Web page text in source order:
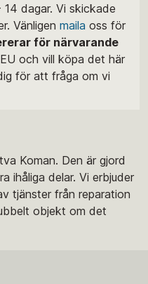
14 dagar. Vi skickade
Vänligen maila oss för
för närvarande
och vill köpa det här
för att fråga om vi
Koman. Den är gjord
ihåliga delar. Vi erbjuder
tjänster från reparation
objekt om det